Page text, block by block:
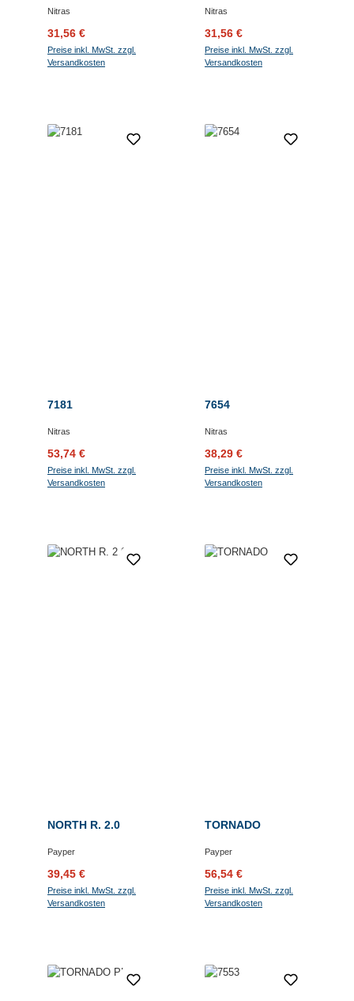
Nitras
Verkaufspreis:
31,56 €
Preise inkl. MwSt. zzgl.
Versandkosten
Nitras
Verkaufspreis:
31,56 €
Preise inkl. MwSt. zzgl.
Versandkosten
7181
Nitras
Verkaufspreis:
53,74 €
Preise inkl. MwSt. zzgl.
Versandkosten
7654
Nitras
Verkaufspreis:
38,29 €
Preise inkl. MwSt. zzgl.
Versandkosten
NORTH R. 2.0
Payper
Verkaufspreis:
39,45 €
Preise inkl. MwSt. zzgl.
Versandkosten
TORNADO
Payper
Verkaufspreis:
56,54 €
Preise inkl. MwSt. zzgl.
Versandkosten